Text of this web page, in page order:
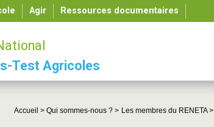
Agir Ressources documentaires
Test Agricoles
Accueil > Qui sommes-nous ? > Les membres du RENETA >